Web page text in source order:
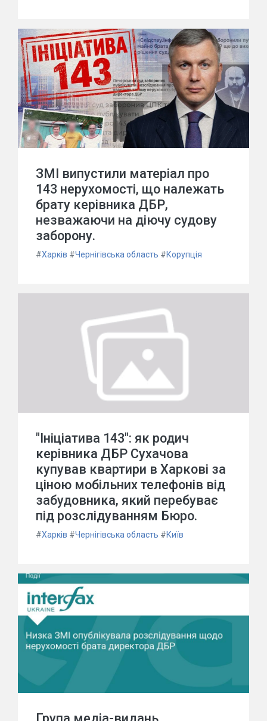
ЗМІ випустили матеріал про
143 нерухомості, що належать
брату керівника ДБР,
незважаючи на діючу судову
заборону.
#Харків #Чернігівська область #Корупція
"Ініціатива 143": як родич
керівника ДБР Сухачова
купував квартири в Харкові за
ціною мобільних телефонів від
забудовника, який перебуває
під розслідуванням Бюро.
#Харків #Чернігівська область #Київ